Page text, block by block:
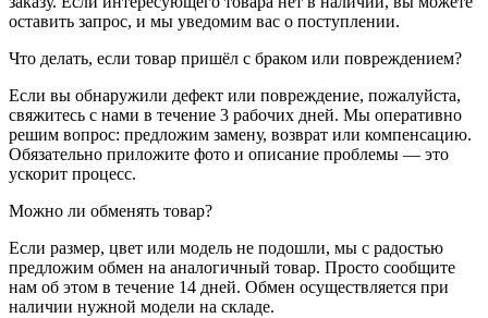
оставить запрос, и мы уведомим вас о поступлении.
Что делать, если товар пришёл с браком или повреждением?
Если вы обнаружили дефект или повреждение, пожалуйста,
свяжитесь с нами в течение 3 рабочих дней. Мы оперативно
решим вопрос: предложим замену, возврат или компенсацию.
Обязательно приложите фото и описание проблемы — это
ускорит процесс.
Можно ли обменять товар?
Если размер, цвет или модель не подошли, мы с радостью
предложим обмен на аналогичный товар. Просто сообщите
нам об этом в течение 14 дней. Обмен осуществляется при
наличии нужной модели на складе.